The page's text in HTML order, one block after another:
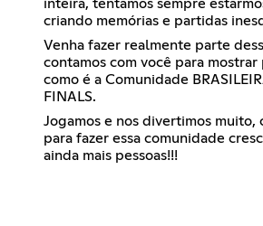
inteira, tentamos sempre
criando memórias e partidas
Venha fazer realmente parte
contamos com você para mostrar
como é a Comunidade
FINALS.
Jogamos e nos divertimos muito,
para fazer essa comunidade
ainda mais pessoas!!!